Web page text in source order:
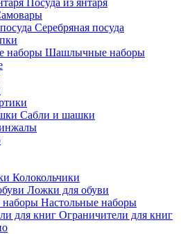
Посуда из янтаря
Серебряная посуда
Шашлычные наборы
Сабли и шашки
Колокольчики
Ложки для обуви
Настольные наборы
Ограничители для книг